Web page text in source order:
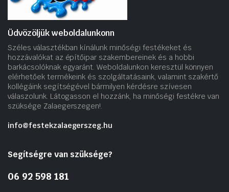
Üdvözöljük weboldalunkonn
Széles választékban kínálunk minőségi festékeket és
hozzávalókat az építőipar szakembereinek és a hobbi
barkácsolóknak egyaránt. Weboldalunkon keresztül könnyen
elérhetőek termékeink és szolgáltatásaink, valamint szakértő
kollégáink segítségével bármilyen kérdésre szívesen
válaszolunk. Látogasson el hozzánk, ha minőségi festékre van
szüksége Zalaegerszegen!.
info@festekzalaegerszeg.hu
Segítségre van szüksége?
06 92 598 181